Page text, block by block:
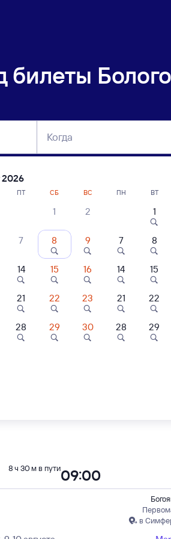
билеты
Когда
Бологое-Московское —
Московское
и прибытие по местному
Проходящий
08:53
10 августа
в
09:00
8 ч 30 м в пути
2026
ПТ СБ ВС
1 2
7 8 9
14 15 16
21 22 23
28 29 30
ПН ВТ
1
7 8
14 15
21 22
28 29